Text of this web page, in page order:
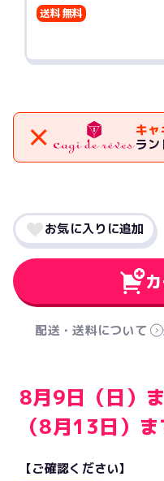
送料無料
キ
ラン
お気に入りに追加
配送・送料について
8月9日（日）
（8月13日）ま
【ご確認ください】